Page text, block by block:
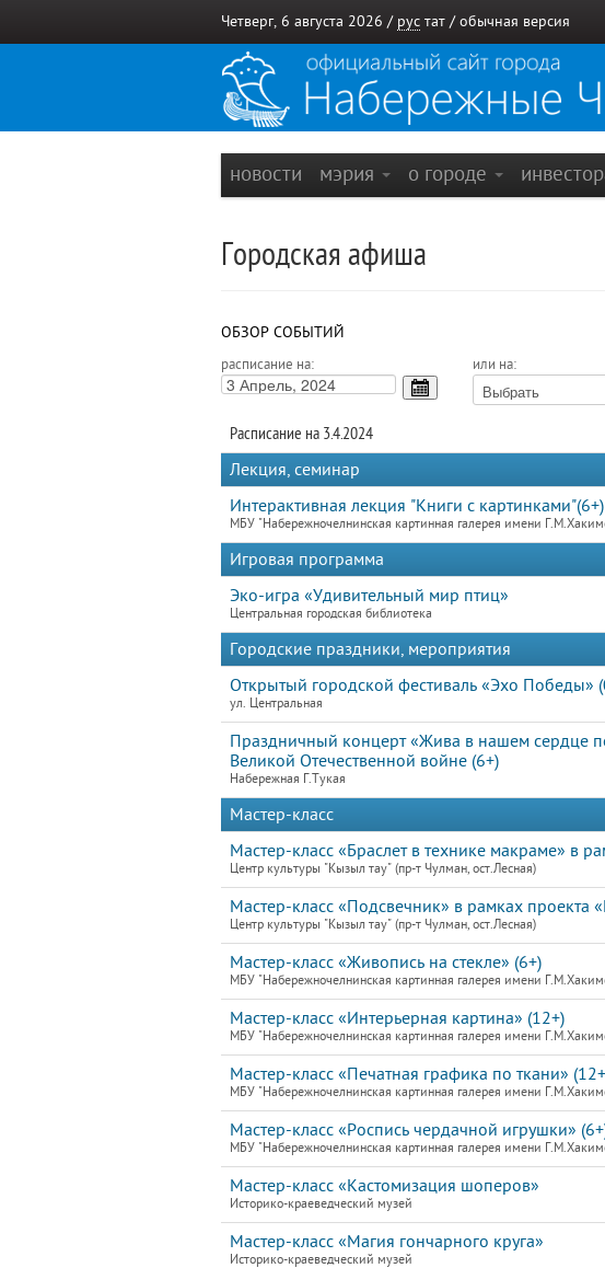
Четверг, 6 августа 2026 / рус тат / обычная версия
новости мэрия о городе
Городская афиша
ОБЗОР СОБЫТИЙ
расписание на: или на:
Расписание на 3.4.2024
Лекция, семинар
Интерактивная лекция "Книги с картинками"(6+)
МБУ "Набережночелнинская картинная галерея имени
Игровая программа
Эко-игра «Удивительный мир птиц»
Центральная городская библиотека
Городские праздники, мероприятия
Открытый городской фестиваль «Эхо Победы»
ул. Центральная
Праздничный концерт «Жива в нашем сердце
Великой Отечественной войне (6+)
Набережная Г.Тукая
Мастер-класс
Мастер-класс «Браслет в технике макраме» в
Центр культуры "Кызыл тау" (пр-т Чулман, ост.Лесная)
Мастер-класс «Подсвечник» в рамках проекта
Центр культуры "Кызыл тау" (пр-т Чулман, ост.Лесная)
Мастер-класс «Живопись на стекле» (6+)
МБУ "Набережночелнинская картинная галерея имени
Мастер-класс «Интерьерная картина» (12+)
МБУ "Набережночелнинская картинная галерея имени
Мастер-класс «Печатная графика по ткани»
МБУ "Набережночелнинская картинная галерея имени
Мастер-класс «Роспись чердачной игрушки»
МБУ "Набережночелнинская картинная галерея имени
Мастер-класс «Кастомизация шоперов»
Историко-краеведческий музей
Мастер-класс «Магия гончарного круга»
Историко-краеведческий музей